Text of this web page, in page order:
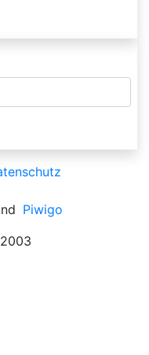
Piwigo